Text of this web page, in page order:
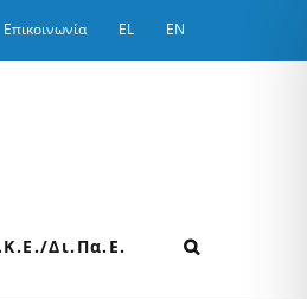
Επικοινωνία EL EN
Δι.Πα.Ε.